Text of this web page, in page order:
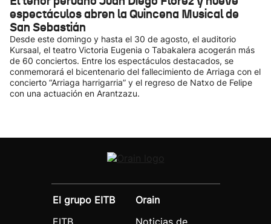
espectáculos abren la Quincena Musical de
San Sebastián
Desde este domingo y hasta el 30 de agosto, el auditorio
Kursaal, el teatro Victoria Eugenia o Tabakalera acogerán más
de 60 conciertos. Entre los espectáculos destacados, se
conmemorará el bicentenario del fallecimiento de Arriaga con el
concierto “Arriaga harrigarria” y el regreso de Natxo de Felipe
con una actuación en Arantzazu.
El grupo EITB
EITB
Orain
Noticias de